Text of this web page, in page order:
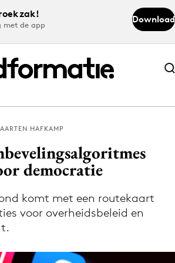
met de app
Download
Abonneer nu
Abonneer nu
nieuws via de Adformatie
Nieuws app
HAFKAMP
democratie
komt met een routekaart
voor overheidsbeleid en